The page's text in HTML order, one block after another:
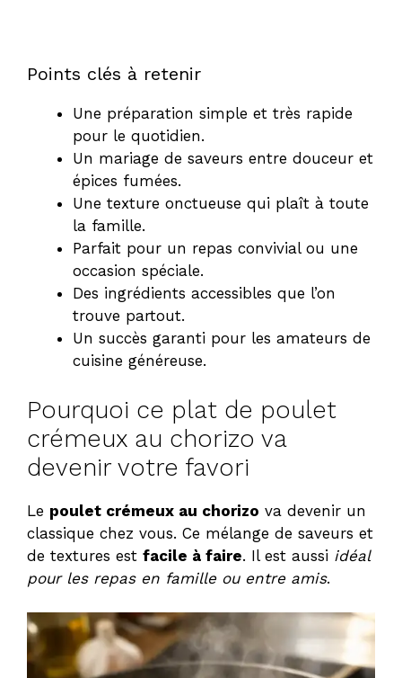
Points clés à retenir
Une préparation simple et très rapide
pour le quotidien.
Un mariage de saveurs entre douceur et
épices fumées.
Une texture onctueuse qui plaît à toute
la famille.
Parfait pour un repas convivial ou une
occasion spéciale.
Des ingrédients accessibles que l’on
trouve partout.
Un succès garanti pour les amateurs de
cuisine généreuse.
Pourquoi ce plat de poulet
crémeux au chorizo va
devenir votre favori
Le poulet crémeux au chorizo va devenir un
classique chez vous. Ce mélange de saveurs et
de textures est facile à faire. Il est aussi idéal
pour les repas en famille ou entre amis.